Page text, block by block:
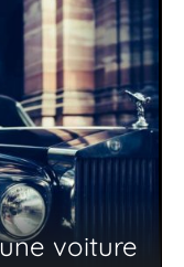
voiture